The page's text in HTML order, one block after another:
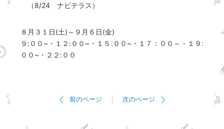
（8/24 ナビテラス）
８月３１日(土)～９月６日(金)
９:００~・１２:００~・１５:００~・１７：００～・１９:
００~・２２:００
前のページ 次のページ